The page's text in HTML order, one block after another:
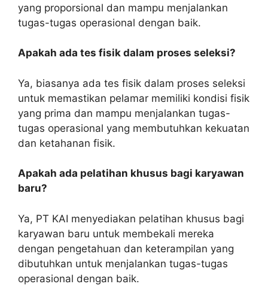
yang proporsional dan mampu menjalankan
tugas-tugas operasional dengan baik.
Apakah ada tes fisik dalam proses seleksi?
Ya, biasanya ada tes fisik dalam proses seleksi
untuk memastikan pelamar memiliki kondisi fisik
yang prima dan mampu menjalankan tugas-
tugas operasional yang membutuhkan kekuatan
dan ketahanan fisik.
Apakah ada pelatihan khusus bagi karyawan
baru?
Ya, PT KAI menyediakan pelatihan khusus bagi
karyawan baru untuk membekali mereka
dengan pengetahuan dan keterampilan yang
dibutuhkan untuk menjalankan tugas-tugas
operasional dengan baik.